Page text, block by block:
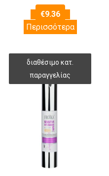
€9.36
Περισσότερα